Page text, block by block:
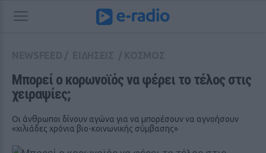
Μπορεί ο κορωνοϊός να φέρει το τέλος στις
χειραψίες;
Οι άνθρωποι δίνουν αγώνα για να μπορέσουν να αγνοήσουν
«χιλιάδες χρόνια βιο-κοινωνικής σύμβασης»